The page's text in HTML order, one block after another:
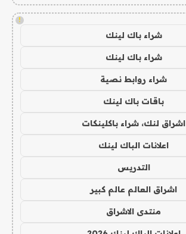
!
شراء باك لينك
شراء باك لينك
شراء روابط نصية
باقات باك لينك
اشراق لنك، شراء باكلينكات
اعلانات الباك لينك
التدريس
اشراق العالم عالم كبير
منتدى الاشراق